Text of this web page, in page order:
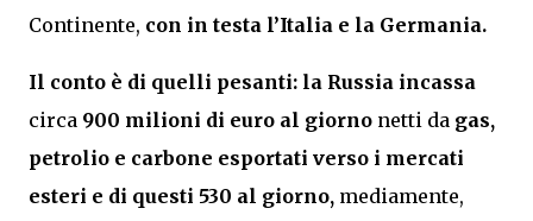
Continente, con in testa l’Italia e la Germania.
Il conto è di quelli pesanti: la Russia incassa
circa 900 milioni di euro al giorno netti da gas,
petrolio e carbone esportati verso i mercati
esteri e di questi 530 al giorno, mediamente,